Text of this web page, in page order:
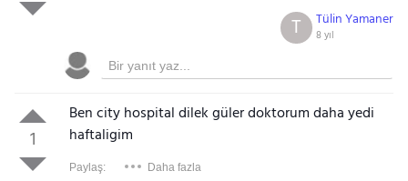
Tülin Yamaner
8 yıl
T
1
Ben city hospital dilek güler doktorum daha yedi
haftaligim
Paylaş: Daha fazla